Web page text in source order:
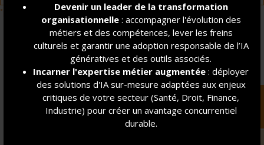
Devenir un leader de la transformation
organisationnelle: accompagner l'évolution des
métiers et des compétences, lever les freins
culturels et garantir une adoption responsable de l’IA
génératives et des outils associés.
Incarner l'expertise métier augmentée : déployer
des solutions d'IA sur-mesure adaptées aux enjeux
critiques de votre secteur (Santé, Droit, Finance,
Industrie) pour créer un avantage concurrentiel
durable.
* promotion 2022** promotions 2020-2024
COMMENT INTÉGRER LES MSc ?
ACCESSIBLE
APRÈS UN
LES PARCOURS